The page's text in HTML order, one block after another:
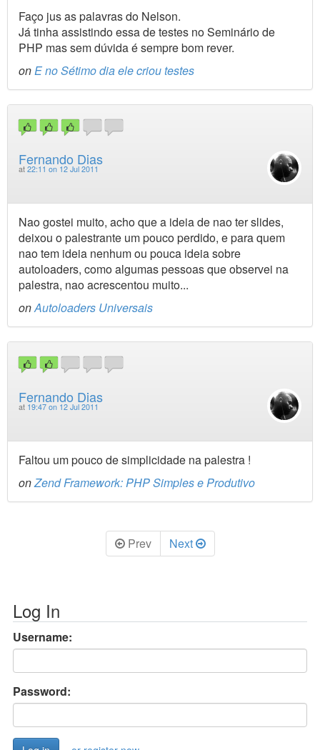
Faço jus as palavras do Nelson.
Já tinha assistindo essa de testes no Seminário de
PHP mas sem dúvida é sempre bom rever.
onE no Sétimo dia ele criou testes
Fernando Dias
at 22:11 on 12 Jul 2011
Nao gostei muito, acho que a ideia de nao ter slides,
deixou o palestrante um pouco perdido, e para quem
nao tem ideia nenhum ou pouca ideia sobre
autoloaders, como algumas pessoas que observei na
palestra, nao acrescentou muito...
onAutoloaders Universais
Fernando Dias
at 19:47 on 12 Jul 2011
Faltou um pouco de simplicidade na palestra !
onZend Framework: PHP Simples e Produtivo
Prev Next
Log In
Username:
Password: